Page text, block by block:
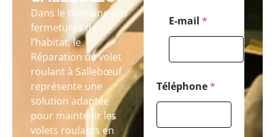
Dans le domaine des
fermetures de
l’habitat, le
Réparation de volet
roulant à Sallebœuf
représente une
solution adaptée
pour maintenir les
volets roulants en
E-mail *
Téléphone*
*